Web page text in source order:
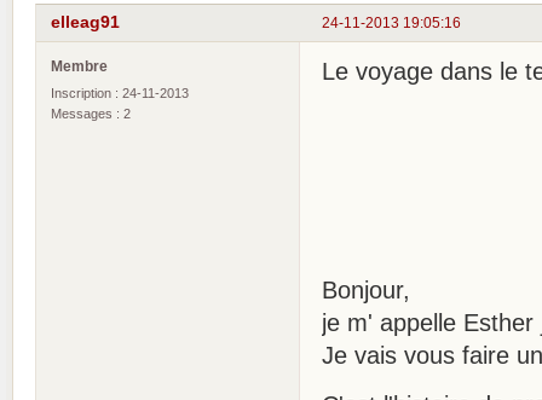
24-11-2013 19:05:16
elleag91
Membre
Inscription : 24-11-2013
Messages : 2
Le voyage dans le
Bonjour,
je m' appelle
Je vais vous faire